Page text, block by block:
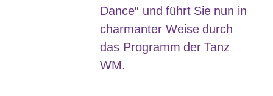
Dance“ und führt Sie nun in
charmanter Weise durch
das Programm der Tanz
WM.